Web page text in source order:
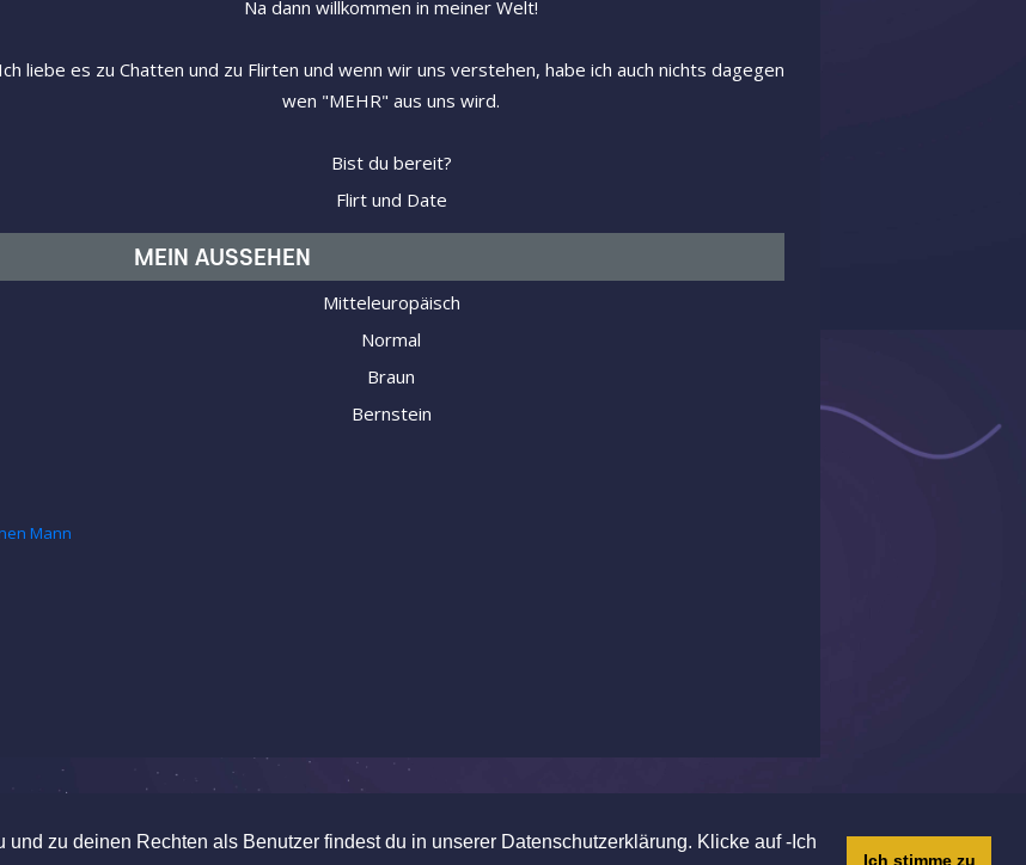
zu deinen Rechten als Benutzer findest du in unserer Datenschutzerklärung. Klicke auf -Ich
Ich stimme zu
Na dann willkommen in meiner Welt!
Ich liebe es zu Chatten und zu Flirten und wenn wir uns verstehen, habe ich auch nichts dagegen
wen "MEHR" aus uns wird.
Bist du bereit?
Flirt und Date
MEIN AUSSEHEN
Mitteleuropäisch
Normal
Braun
Bernstein
Mann